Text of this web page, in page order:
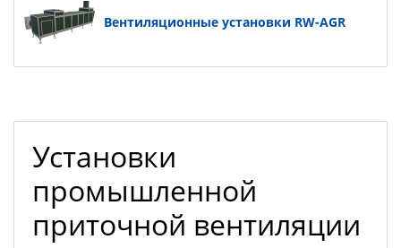
Вентиляционные установки RW-AGR
Установки
промышленной
приточной вентиляции